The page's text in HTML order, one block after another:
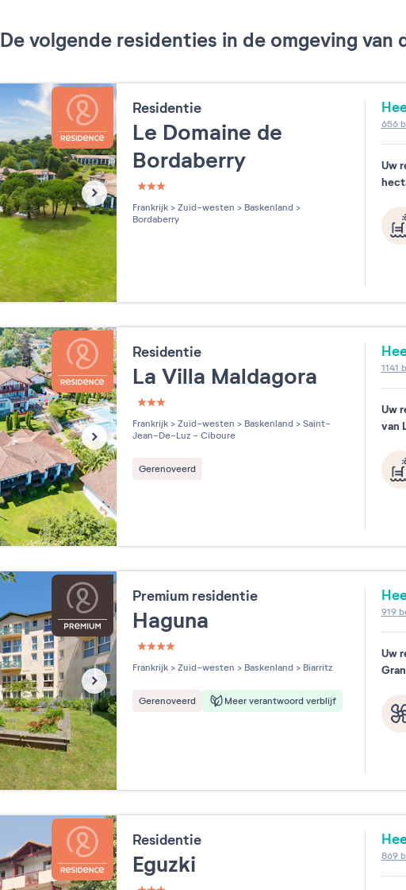
De volgende residenties in de omgeving van
Residentie
Le Domaine de
Bordaberry
3 étoiles sur 5
Frankrijk > Zuid-westen > Baskenland >
Bordaberry
656
Uw
Residentie
La Villa Maldagora
3 étoiles sur 5
Frankrijk > Zuid-westen > Baskenland > Saint-
Jean-De-Luz - Ciboure
Gerenoveerd
1141
Uw
van
Premium residentie
Haguna
4 étoiles sur 5
Frankrijk > Zuid-westen > Baskenland > Biarritz
Gerenoveerd Meer verantwoord verblijf
919
Uw
Residentie
Eguzki 869